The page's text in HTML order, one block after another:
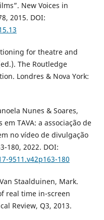
New Voices in
2015. DOI:
for theatre and
The Routledge
Londres & Nova York:
Nunes & Soares,
TAVA: a associação de
no vídeo de divulgação
180, 2022. DOI:
9511.v42p163-180
Staalduinen, Mark.
real time in-screen
Review, Q3, 2013.